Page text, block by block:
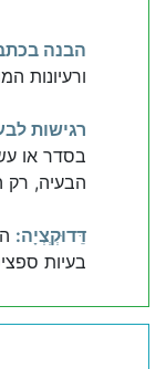
הבנה
ורעיונות
רגישות
בסדר או
הבעיה, רק
דֵּדוּקְְצְיָה:
בעיות